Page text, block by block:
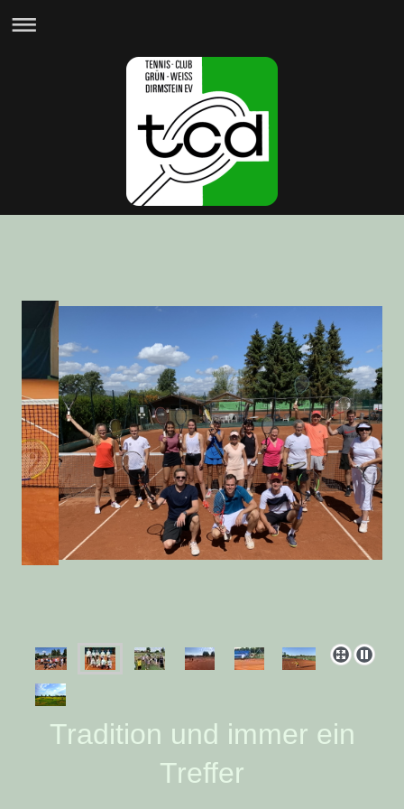
Tradition und immer ein
Treffer